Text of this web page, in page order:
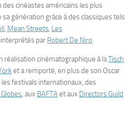
cinéastes américains les plus
génération grâce à des classiques tels
, Mean Streets, Les
par Robert De Niro.
réalisation cinématographique à laTisch
et a remporté, en plus de son Oscar
festivals internationaux, des
, aux BAFTAet aux Directors Guild